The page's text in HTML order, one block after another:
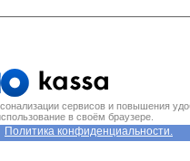
сервисов и повышения
в своём браузере.
Политика конфиденциальности.